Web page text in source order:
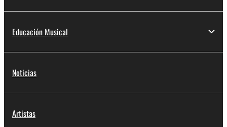
Educación Musical
Noticias
Artistas